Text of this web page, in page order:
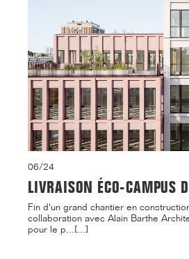
06/24
LIVRAISON ÉCO-CAMPUS
Fin d'un grand chantier en
collaboration avec Alain Barthe
pour le p...[...]